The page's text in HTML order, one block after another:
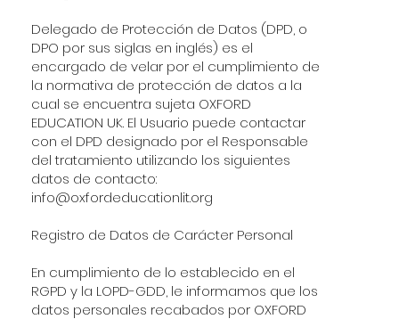
Delegado de Protección de Datos (DPD, o
DPO por sus siglas en inglés) es el
encargado de velar por el cumplimiento de
la normativa de protección de datos a la
cual se encuentra sujeta OXFORD
EDUCATION UK. El Usuario puede contactar
con el DPD designado por el Responsable
del tratamiento utilizando los siguientes
datos de contacto:
info@oxfordeducationlit.org
Registro de Datos de Carácter Personal
En cumplimiento de lo establecido en el
RGPD y la LOPD-GDD, le informamos que los
datos personales recabados por OXFORD